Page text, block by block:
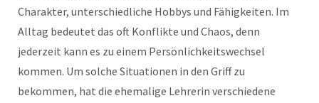
Charakter, unterschiedliche Hobbys und Fähigkeiten. Im
Alltag bedeutet das oft Konflikte und Chaos, denn
jederzeit kann es zu einem Persönlichkeitswechsel
kommen. Um solche Situationen in den Griff zu
bekommen, hat die ehemalige Lehrerin verschiedene